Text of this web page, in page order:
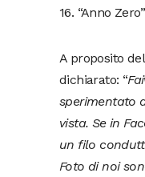
16. “Anno
A proposito
dichiarato: “
sperimentato
vista. Se in
un filo
Foto di noi